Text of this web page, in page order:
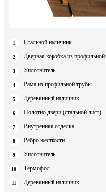
Стальной наличник
Дверная коробка из
Уплотнитель
Рама из профильной трубы
Деревянный наличник
Полотно двери (стальной лист)
Внутренняя отделка
Ребро жесткости
Уплотнитель
Термофол
Деревянный наличник